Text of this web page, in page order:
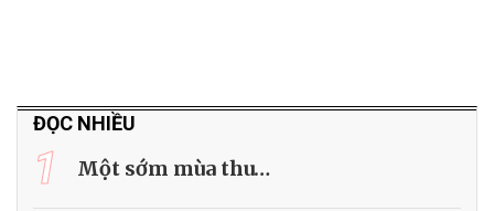
ĐỌC NHIỀU
1 Một sớm mùa thu…